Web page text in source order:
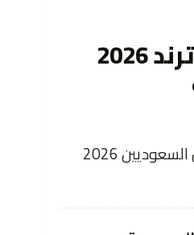
لماذا ميونخ ترند 2026
في إقبال السعوديين 2026